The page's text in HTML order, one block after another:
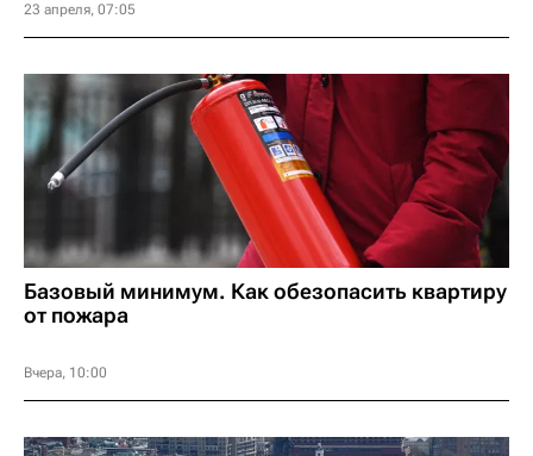
23 апреля, 07:05
Базовый минимум. Как обезопасить квартиру
от пожара
Вчера, 10:00